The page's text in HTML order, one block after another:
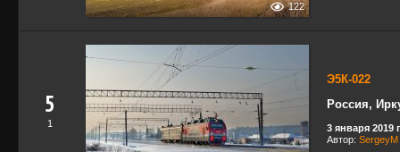
122
5
1
Э5К-022
Россия,
3 января 2019
Автор: SergeyM